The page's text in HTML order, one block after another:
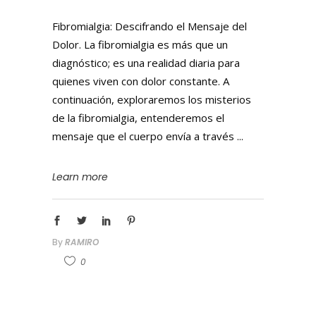
Fibromialgia: Descifrando el Mensaje del
Dolor. La fibromialgia es más que un
diagnóstico; es una realidad diaria para
quienes viven con dolor constante. A
continuación, exploraremos los misterios
de la fibromialgia, entenderemos el
mensaje que el cuerpo envía a través
Learn more
ByRAMIRO
0